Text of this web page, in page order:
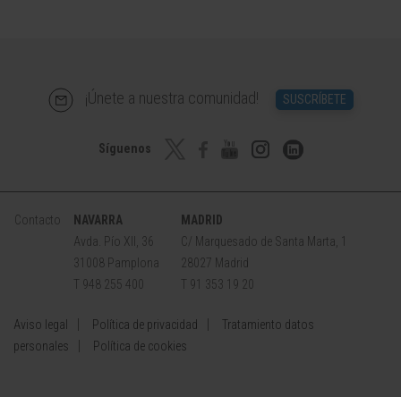
¡Únete a nuestra comunidad! SUSCRÍBETE
Síguenos
Contacto
NAVARRA
Avda. Pío XII, 36
31008 Pamplona
T 948 255 400
MADRID
C/ Marquesado de Santa Marta, 1
28027 Madrid
T 91 353 19 20
Aviso legal Política de privacidad
Tratamiento datos
personales
Política de cookies